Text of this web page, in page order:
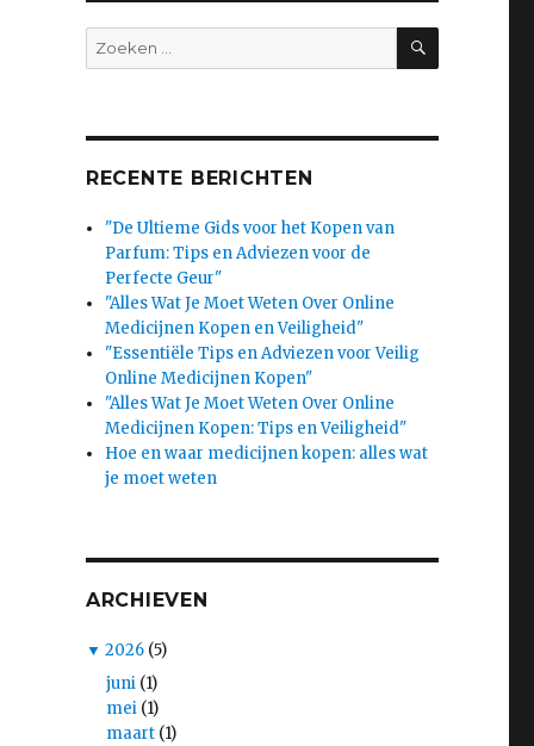
Search
for:
SEARCH
RECENTE BERICHTEN
"De Ultieme Gids voor het Kopen van
Parfum: Tips en Adviezen voor de
Perfecte Geur"
"Alles Wat Je Moet Weten Over Online
Medicijnen Kopen en Veiligheid"
"Essentiële Tips en Adviezen voor Veilig
Online Medicijnen Kopen"
"Alles Wat Je Moet Weten Over Online
Medicijnen Kopen: Tips en Veiligheid"
Hoe en waar medicijnen kopen: alles wat
je moet weten
ARCHIEVEN
▼ 2026 (5)
juni (1)
mei (1)
maart (1)